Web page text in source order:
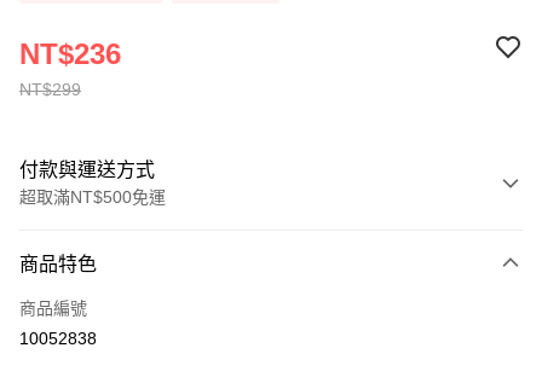
NT$299
NT$236
付款與運送方式
超取滿NT$500免運
信用卡一次付款
超商取貨付款
商品特色
商品編號
10052838